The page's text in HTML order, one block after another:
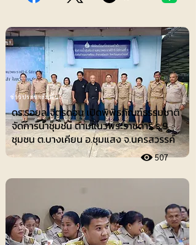
ข่าวประชาสัมพันธ์
ดร.รอยล จิตรดอน เปิดพิพิธภัณฑ์ธรรมชาติ
จัดการน้ำชุมชน ตามแนวพระราชดำริ ร.9
ชุมชน ต.บางเคียน อ.ชุมแสง จ.นครสวรรค์
507